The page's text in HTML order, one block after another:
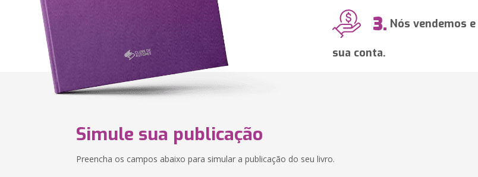
3. Nós vendemos
sua conta.
Simule sua publicação
Preencha os campos abaixo para simular a publicação do seu livro.